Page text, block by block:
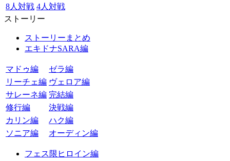
8人対戦 4人対戦
ストーリー
ストーリーまとめ
エキドナSARA編
マドゥ編
ゼラ編
リーチェ編 ヴェロア編
サレーネ編 完結編
修行編
決戦編
カリン編
ハク編
ソニア編
オーディン編
フェス限ヒロイン編